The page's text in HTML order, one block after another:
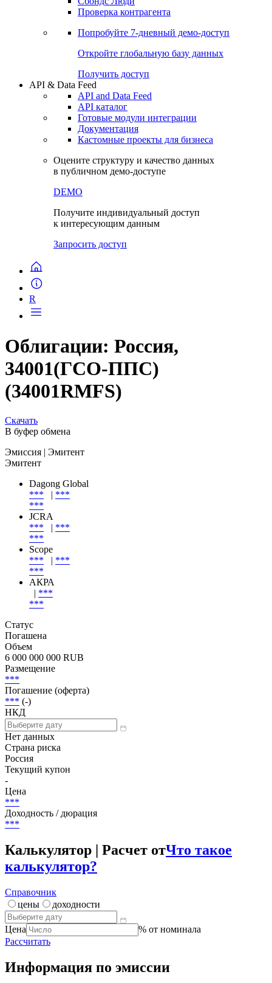
Сохраненные запросы
Чат
Проверка контрагента
Попробуйте7-дневный
Откройте глобальную базу данных
Получить доступ
API & Data Feed
API and Data Feed
Готовые модули интеграции
Документация
в публичном демо-доступе
Облигации: Россия,
(34001RMFS)
Скачать
Эмиссия | Эмитент
Эмитент
Dagong Global
***
***
JCRA
***
***
Scope
***
АКРА
|***
***
Статус
Погашена
Объем
6 000 000 000 RUB
Размещение
***
Погашение (оферта)
*** (-)
НКД
Страна риска
Россия
Текущий купон
-
***
Доходность / дюрация
***
Калькулятор | Расчет от
калькулятор?
Справочник
цены
Цена
% от номинала